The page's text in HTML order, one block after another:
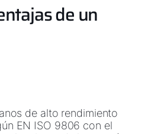
de un
de alto rendimiento
EN ISO 9806 con el